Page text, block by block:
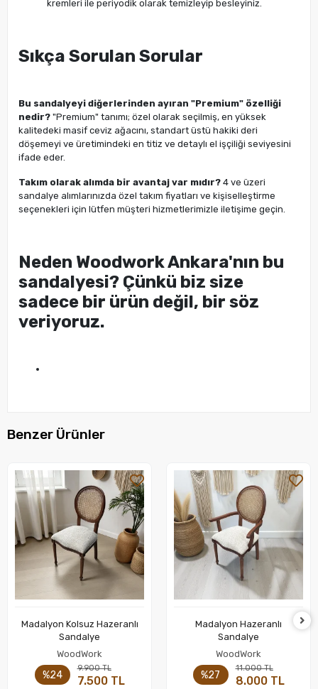
kremleri ile periyodik olarak temizleyip besleyiniz.
Sıkça Sorulan Sorular
Bu sandalyeyi diğerlerinden ayıran "Premium" özelliği
nedir? "Premium" tanımı; özel olarak seçilmiş, en yüksek
kalitedeki masif ceviz ağacını, standart üstü hakiki deri
döşemeyi ve üretimindeki en titiz ve detaylı el işçiliği seviyesini
ifade eder.
Takım olarak alımda bir avantaj var mıdır? 4 ve üzeri
sandalye alımlarınızda özel takım fiyatları ve kişiselleştirme
seçenekleri için lütfen müşteri hizmetlerimizle iletişime geçin.
Neden Woodwork Ankara'nın bu
sandalyesi? Çünkü biz size
sadece bir ürün değil, bir söz
veriyoruz.
Benzer Ürünler
Sepete Ekle
Madalyon Kolsuz Hazeranlı
Sandalye
WoodWork
%24
9.900 TL
7.500 TL
Sepete Ekle
Madalyon Hazeranlı
Sandalye
WoodWork
%27
11.000 TL
8.000 TL